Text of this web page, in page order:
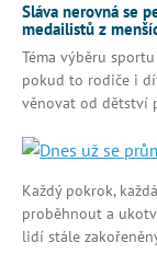
Sláva nerovná se
medailistů z
Téma výběru
pokud to rodiče i
věnovat od dětství
Každý pokrok,
proběhnout a
lidí stále